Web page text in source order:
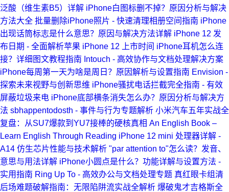
泛酸（维生素B5）详解 iPhone白图标删不掉？原因分析与解决
方法大全 批量删除iPhone照片 - 快速清理相册空间指南 iPhone
出现话筒标志是什么意思？原因与解决方法详解 iPhone 12 发
布日期 - 全面解析苹果 iPhone 12 上市时间 iPhone耳机怎么连
接？详细图文教程指南 Intouch - 高效协作与文档处理解决方案
iPhone每周第一天为啥是周日？原因解析与设置指南 Envision -
探索未来视野与创新思维 iPhone骚扰电话拦截完全指南 - 有效
屏蔽垃圾来电 iPhone底部横条消失怎么办？原因分析与解决方
法 sbhappentodosth - 事件与行为专题解析 小米汽车五年实战全
复盘：从SU7爆款到YU7接棒的硬核真相 An English Book –
Learn English Through Reading iPhone 12 mini 处理器详解 -
A14 仿生芯片性能与技术解析 "par attention to"怎么读？发音、
意思与用法详解 iPhone小圆点是什么？功能详解与设置方法 -
实用指南 Ring Up To - 高效办公与文档处理专题 真红眼卡组清
后场难题破解指南：无限陷阱流实战全解析 爆破鬼才吉格斯全